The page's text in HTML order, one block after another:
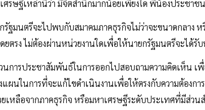
ศรษฐีเหล่านี้ว่า มีจิตสำนึกมากน้อยเพียงใด พี่น้องประชาช
รัฐมนตรีจะไปพบกับสมาคมภาคธุรกิจไม่ว่าจะขนาดกลาง
ยตรง ไม่ต้องผ่านหน่วยงานใดเพื่อให้นายกรัฐมนตรีจะได้
นการประชาสัมพันธ์ในการออกไปสอบถามความคิดเห็น
แผนในการที่จะแก้ไขดำเนินงานเพื่อให้ตรงกับความต้องก
ยเหลือจากภาคธุรกิจ หรือมหาเศรษฐีระดับประเทศที่มีส่ว